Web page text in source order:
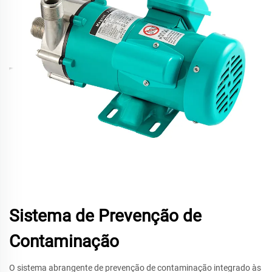
Sistema de Prevenção de
Contaminação
O sistema abrangente de prevenção de contaminação integrado às